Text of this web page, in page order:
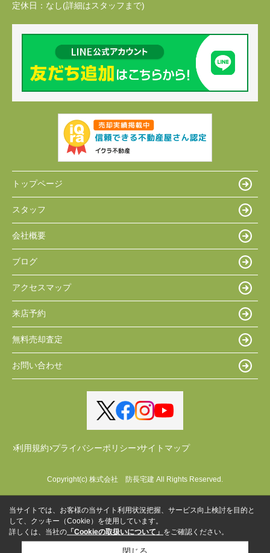
定休日： なし(詳細はスタッフまで)
トップページ
スタッフ
会社概要
ブログ
アクセスマップ
来店予約
無料売却査定
お問い合わせ
利用規約 プライバシーポリシー サイトマップ
Copyright(c) 株式会社 防長宅建 All Rights Reserved.
当サイトでは、お客様の当サイト利用状況把握、サービス向上検討を目的と
して、クッキー（Cookie）を使用しています。
詳しくは、当社の 「Cookieの取扱いについて」 をご確認ください。
閉じる